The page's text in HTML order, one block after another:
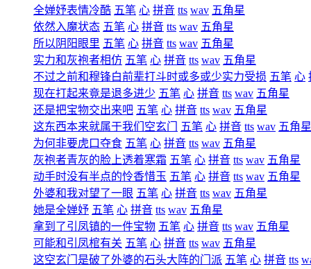
全婵妤表情冷酷 五笔 心 拼音 tts wav 五角星
依然入魔状态 五笔 心 拼音 tts wav 五角星
所以阴阳眼里 五笔 心 拼音 tts wav 五角星
实力和灰袍者相仿 五笔 心 拼音 tts wav 五角星
不过之前和穆锋白前辈打斗时或多或少实力受损 五笔 心
现在打起来竟是退多进少 五笔 心 拼音 tts wav 五角星
还是把宝物交出来吧 五笔 心 拼音 tts wav 五角星
这东西本来就属于我们空玄门
五笔 心 拼音 tts wav 五角星
为何非要虎口夺食 五笔 心 拼音 tts wav 五角星
灰袍者青灰的脸上透着寒霜 五笔 心 拼音 tts wav 五角星
动手时没有半点的怜香惜玉 五笔 心 拼音 tts wav 五角星
外婆和我对望了一眼 五笔 心 拼音 tts wav 五角星
她是全婵妤 五笔 心 拼音 tts wav 五角星
拿到了引凤镇的一件宝物 五笔 心 拼音 tts wav 五角星
可能和引凤棺有关 五笔 心 拼音 tts wav 五角星
这空玄门是破了外婆的石头大阵的门派 五笔 心 拼音 tts